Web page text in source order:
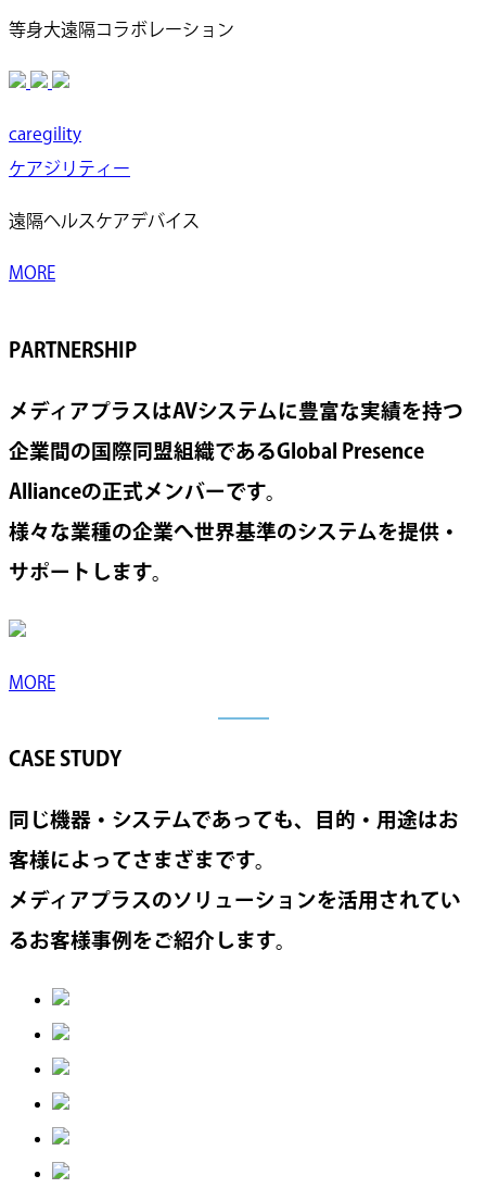
等身大遠隔コラボレーション
caregility
ケアジリティー
遠隔ヘルスケアデバイス
MORE
PARTNERSHIP
メディアプラスはAVシステムに豊富な実績を持つ
企業間の国際同盟組織であるGlobal Presence
Allianceの正式メンバーです。
様々な業種の企業へ世界基準のシステムを提供・
サポートします。
MORE
CASE STUDY
同じ機器・システムであっても、目的・用途はお
客様によってさまざまです。
メディアプラスのソリューションを活用されてい
るお客様事例をご紹介します。